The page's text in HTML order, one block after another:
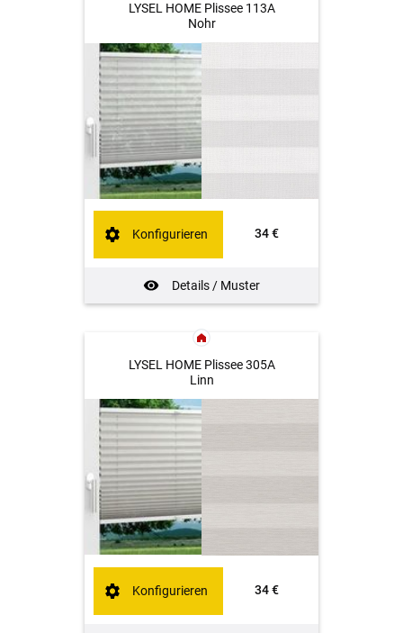
LYSEL HOME Plissee 113A
Nohr
34 €
Details / Muster
Konfigurieren
LYSEL HOME Plissee 305A
Linn
34 €
Konfigurieren